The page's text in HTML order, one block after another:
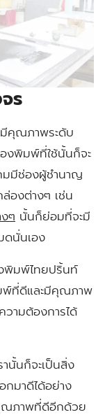
ร
มีคุณภาพระดับ
องพิมพ์ที่ใช้นั้นก็จะ
ถมมีช่องผู้ชำนาญ
ล่องต่างๆ เช่น
ๆ นั้นก็ย่อมที่จะมี
ดนั่นเอง
พิมพ์ไทยปริ้นท์
พ์ที่ดีและมีคุณภาพ
ามต้องการได้
นั้นก็จะเป็นสิ่ง
กมาดีได้อย่าง
ณภาพที่ดีอีกด้วย